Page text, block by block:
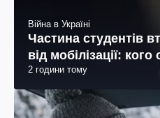
Війна в Україні
Частина студентів
від мобілізації:
2 години тому